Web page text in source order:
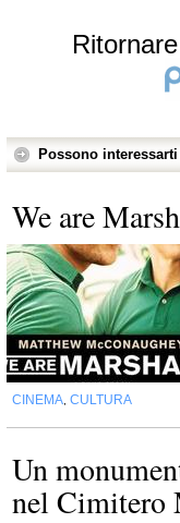
Possono
We are
CINEMA CULTURA
Un
nel Cimitero